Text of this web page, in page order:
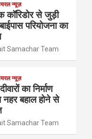
न्यूज़
कॉरिडोर से जुड़ी
परियोजना का
Samachar Team
न्यूज़
का निर्माण
नहर बहाल होने से
Samachar Team